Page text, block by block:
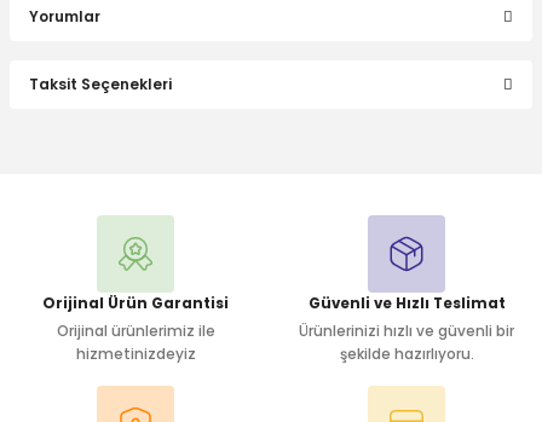
Yorumlar
Taksit Seçenekleri
Orijinal Ürün Garantisi
Orijinal ürünlerimiz ile
hizmetinizdeyiz
Güvenli ve Hızlı Teslimat
Ürünlerinizi hızlı ve güvenli bir
şekilde hazırlıyoru.